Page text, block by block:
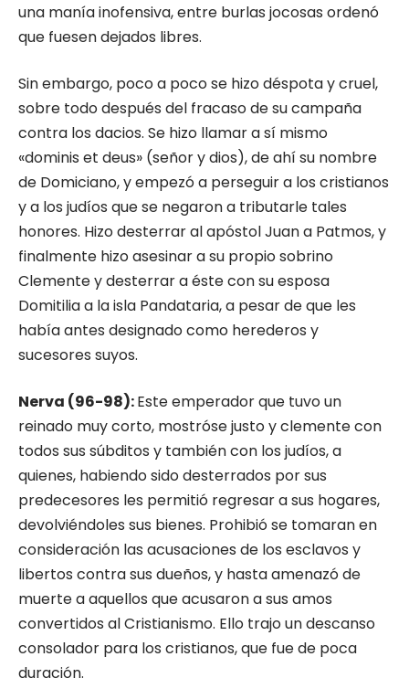
una manía inofensiva, entre burlas jocosas ordenó
que fuesen dejados libres.
Sin embargo, poco a poco se hizo déspota y cruel,
sobre todo después del fracaso de su campaña
contra los dacios. Se hizo llamar a sí mismo
«dominis et deus» (señor y dios), de ahí su nombre
de Domiciano, y empezó a perse­guir a los cristianos
y a los judíos que se nega­ron a tributarle tales
honores. Hizo desterrar al apóstol Juan a Patmos, y
finalmente hizo ase­sinar a su propio sobrino
Clemente y desterrar a éste con su esposa
Domitilia a la isla Panda­taria, a pesar de que les
había antes designado como herederos y
sucesores suyos.
Nerva (96-98):Este emperador que tuvo un
reinado muy corto, mostróse justo y clemente con
todos sus súbditos y también con los ju­díos, a
quienes, habiendo sido desterrados por sus
predecesores les permitió regresar a sus hogares,
devolviéndoles sus bienes. Prohibió se tomaran en
consideración las acusaciones de los esclavos y
libertos contra sus dueños, y hasta amenazó de
muerte a aquellos que acu­saron a sus amos
convertidos al Cristianismo. Ello trajo un descanso
consolador para los cris­tianos, que fue de poca
duración.